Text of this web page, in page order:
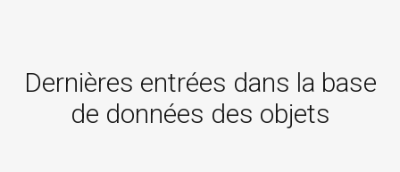
Dernières entrées dans la base
de données des objets